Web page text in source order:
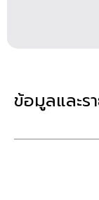
ข้อมูลและร